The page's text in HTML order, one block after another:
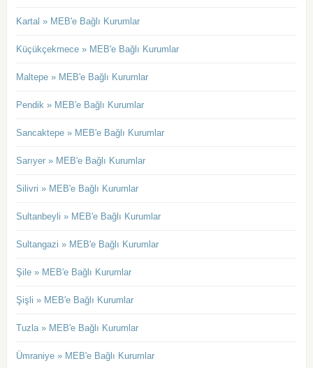
Kartal » MEB'e Bağlı Kurumlar
Küçükçekmece » MEB'e Bağlı Kurumlar
Maltepe » MEB'e Bağlı Kurumlar
Pendik » MEB'e Bağlı Kurumlar
Sancaktepe » MEB'e Bağlı Kurumlar
Sarıyer » MEB'e Bağlı Kurumlar
Silivri » MEB'e Bağlı Kurumlar
Sultanbeyli » MEB'e Bağlı Kurumlar
Sultangazi » MEB'e Bağlı Kurumlar
Şile » MEB'e Bağlı Kurumlar
Şişli » MEB'e Bağlı Kurumlar
Tuzla » MEB'e Bağlı Kurumlar
Ümraniye » MEB'e Bağlı Kurumlar